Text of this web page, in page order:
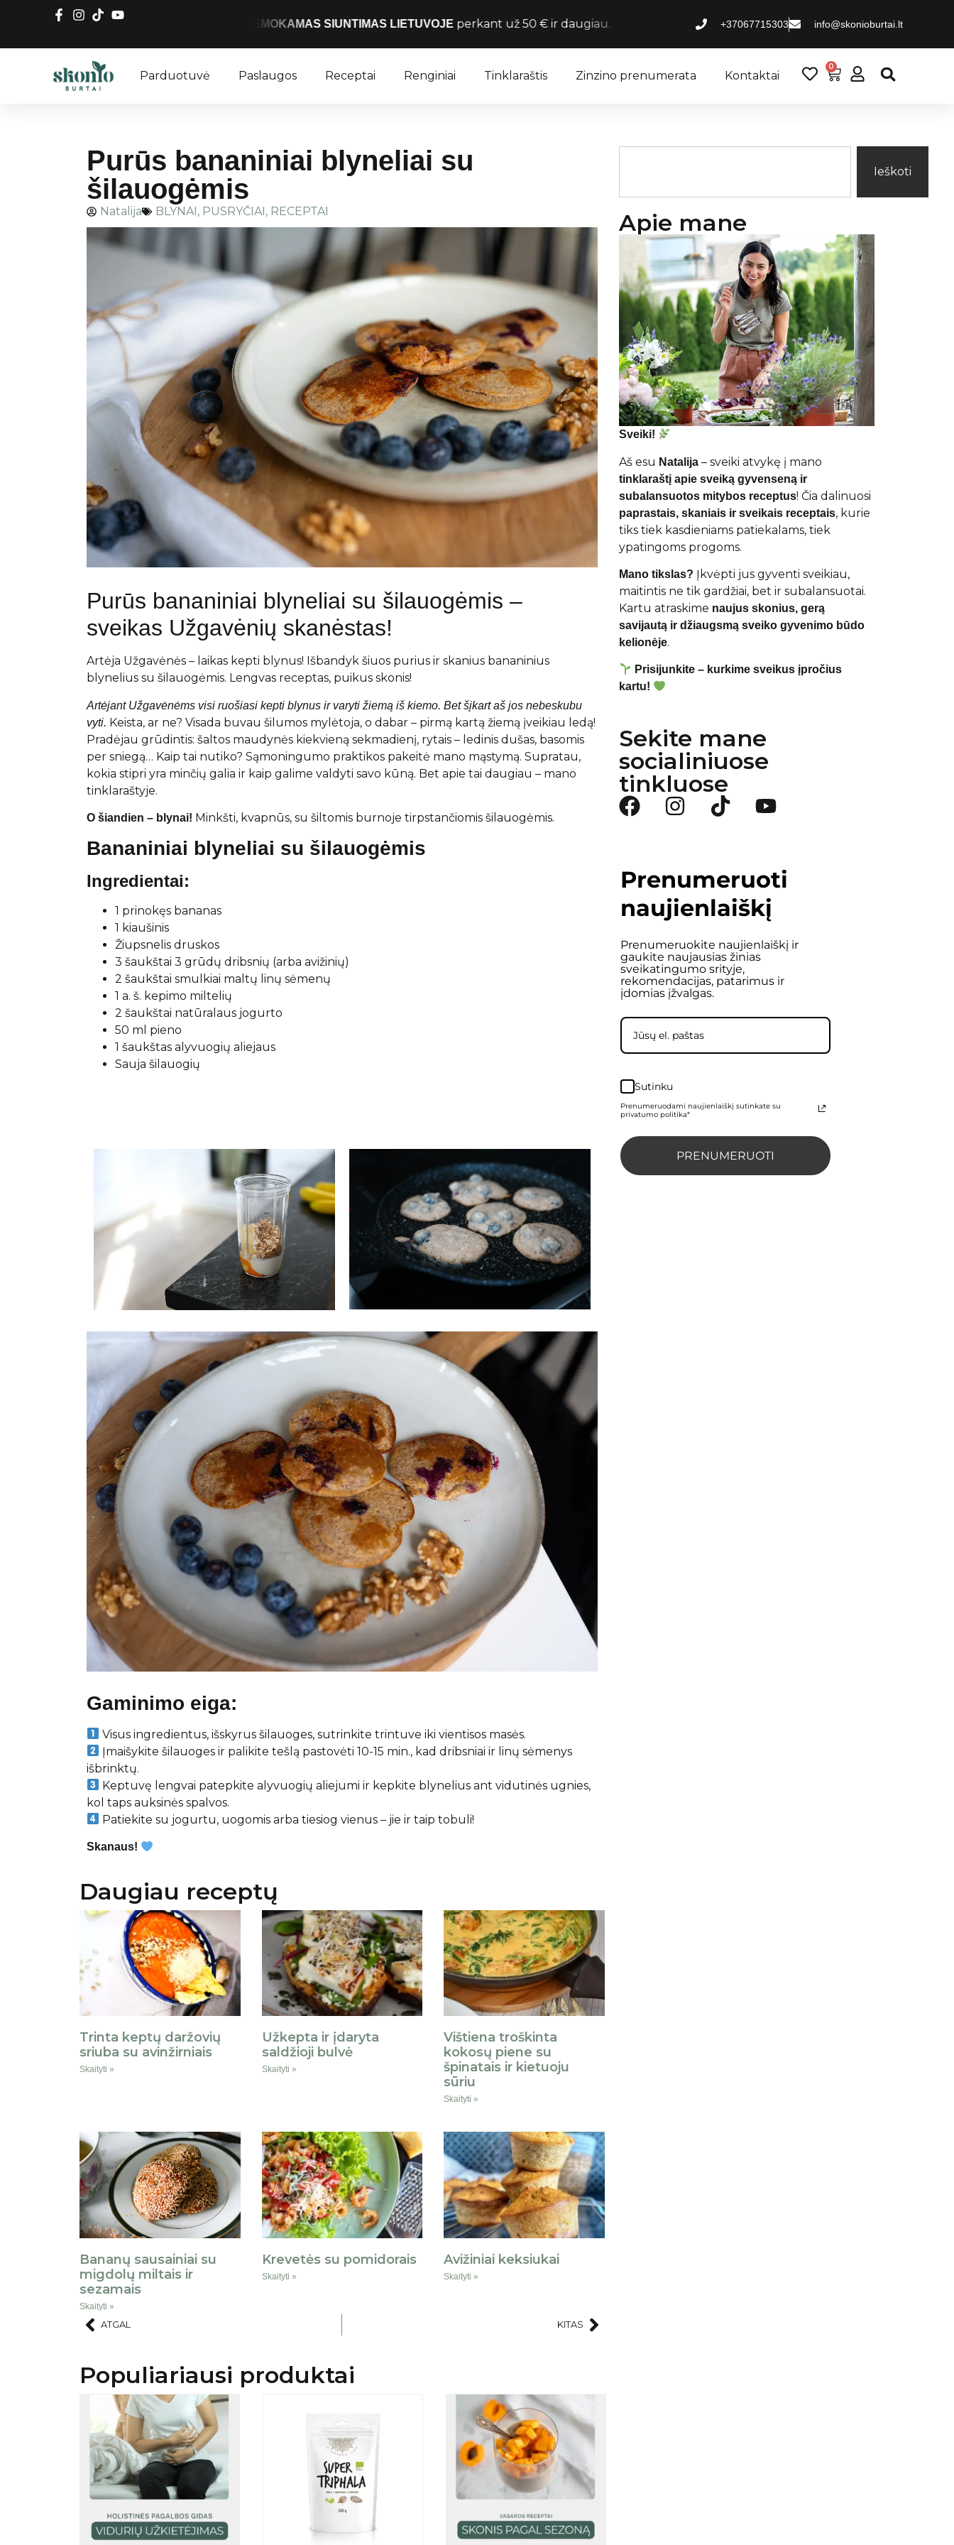
+37067715303 info@skonioburtai.lt
NEMOKAMAS SIUNTIMAS LIETUVOJEperkant už 50 € ir daugiau.
Parduotuvė Paslaugos Receptai Renginiai Tinklaraštis Zinzino prenumerata Kontaktai
0
Purūs bananiniai blyneliai su
šilauogėmis
Natalija BLYNAI, PUSRYČIAI, RECEPTAI
Purūs bananiniai blyneliai su šilauogėmis –
sveikas Užgavėnių skanėstas!
Artėja Užgavėnės – laikas kepti blynus! Išbandyk šiuos purius ir skanius bananinius
blynelius su šilauogėmis. Lengvas receptas, puikus skonis!
Artėjant Užgavėnėms visi ruošiasi kepti blynus ir varyti žiemą iš kiemo. Bet šįkart aš jos nebeskubu
vyti. Keista, ar ne? Visada buvau šilumos mylėtoja, o dabar – pirmą kartą žiemą įveikiau ledą!
Pradėjau grūdintis: šaltos maudynės kiekvieną sekmadienį, rytais – ledinis dušas, basomis
per sniegą… Kaip tai nutiko? Sąmoningumo praktikos pakeitė mano mąstymą. Supratau,
kokia stipri yra minčių galia ir kaip galime valdyti savo kūną. Bet apie tai daugiau – mano
tinklaraštyje.
O šiandien – blynai! Minkšti, kvapnūs, su šiltomis burnoje tirpstančiomis šilauogėmis.
Bananiniai blyneliai su šilauogėmis
Ingredientai:
1 prinokęs bananas
1 kiaušinis
Žiupsnelis druskos
3 šaukštai 3 grūdų dribsnių (arba avižinių)
2 šaukštai smulkiai maltų linų sėmenų
1 a. š. kepimo miltelių
2 šaukštai natūralaus jogurto
50 ml pieno
1 šaukštas alyvuogių aliejaus
Sauja šilauogių
Gaminimo eiga:
Visus ingredientus, išskyrus šilauoges, sutrinkite trintuve iki vientisos masės.
Įmaišykite šilauoges ir palikite tešlą pastovėti 10-15 min., kad dribsniai ir linų sėmenys
išbrinktų.
Keptuvę lengvai patepkite alyvuogių aliejumi ir kepkite blynelius ant vidutinės ugnies,
kol taps auksinės spalvos.
Patiekite su jogurtu, uogomis arba tiesiog vienus – jie ir taip tobuli!
Skanaus!
Daugiau receptų
Trinta keptų daržovių
sriuba su avinžirniais
Skaityti »
Užkepta ir įdaryta
saldžioji bulvė
Skaityti »
Vištiena troškinta
kokosų piene su
špinatais ir kietuoju
sūriu
Skaityti »
Bananų sausainiai su
migdolų miltais ir
sezamais
Skaityti »
Krevetės su pomidorais
Skaityti »
Avižiniai keksiukai
Skaityti »
ATGAL KITAS
Populiariausi produktai
AKCIJA AKCIJA
Ieškoti
Apie mane
Sveiki!
Aš esu Natalija– sveiki atvykę į mano
tinklaraštį apie sveiką gyvenseną ir
subalansuotos mitybos receptus! Čia dalinuosi
paprastais, skaniais ir sveikais receptais, kurie
tiks tiek kasdieniams patiekalams, tiek
ypatingoms progoms.
Mano tikslas? Įkvėpti jus gyventi sveikiau,
maitintis ne tik gardžiai, bet ir subalansuotai.
Kartu atraskime naujus skonius, gerą
savijautą ir džiaugsmą sveiko gyvenimo būdo
kelionėje.
Prisijunkite – kurkime sveikus įpročius
kartu!
Sekite mane
socialiniuose
tinkluose
Prenumeruoti
naujienlaiškį
Prenumeruokite naujienlaiškį ir
gaukite naujausias žinias
sveikatingumo srityje,
rekomendacijas, patarimus ir
įdomias įžvalgas.
Sutinku
Prenumeruodami naujienlaiškį sutinkate su
privatumo politika*
PRENUMERUOTI